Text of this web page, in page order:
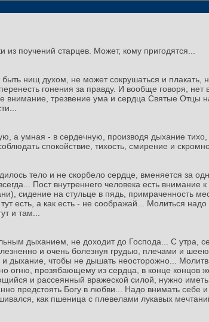
поучений старцев. Может, кому пригодятся...
нищ духом, не может сокрушаться и
гонения за правду. И вообще говоря,
внимание, трезвение ума и сердца Святые Отцы
а умная - в сердечную, производя дыхание
спокойствие, тихость, смирение и
тело и не скорбело сердце, вменяется за
Пост внутреннего человека есть
сидение на стульце в пядь, примраченность
есть, а как есть - не соображай... Молиться
и там...
дыханием, не доходит до Господа... С утра,
и очень болезнуя грудью, плечами и
дыхание, чтобы не дышать неосторожно...
огню, прозябающему из сердца, в конце концов
и рассеянный вражеской силой, нужно
предстоять Богу в любви... Надо внимать себе
как пшеница с плевелами лукавых